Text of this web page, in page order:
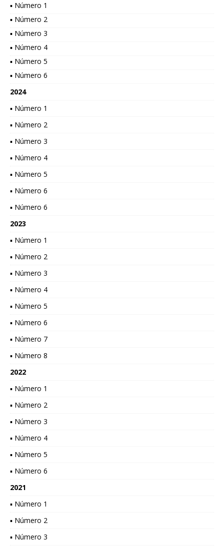
▪ Número 1
▪ Número 2
▪ Número 3
▪ Número 4
▪ Número 5
▪ Número 6
2024
▪ Número 1
▪ Número 2
▪ Número 3
▪ Número 4
▪ Número 5
▪ Número 6
▪ Número 6
2023
▪ Número 1
▪ Número 2
▪ Número 3
▪ Número 4
▪ Número 5
▪ Número 6
▪ Número 7
▪ Número 8
2022
▪ Número 1
▪ Número 2
▪ Número 3
▪ Número 4
▪ Número 5
▪ Número 6
2021
▪ Número 1
▪ Número 2
▪ Número 3